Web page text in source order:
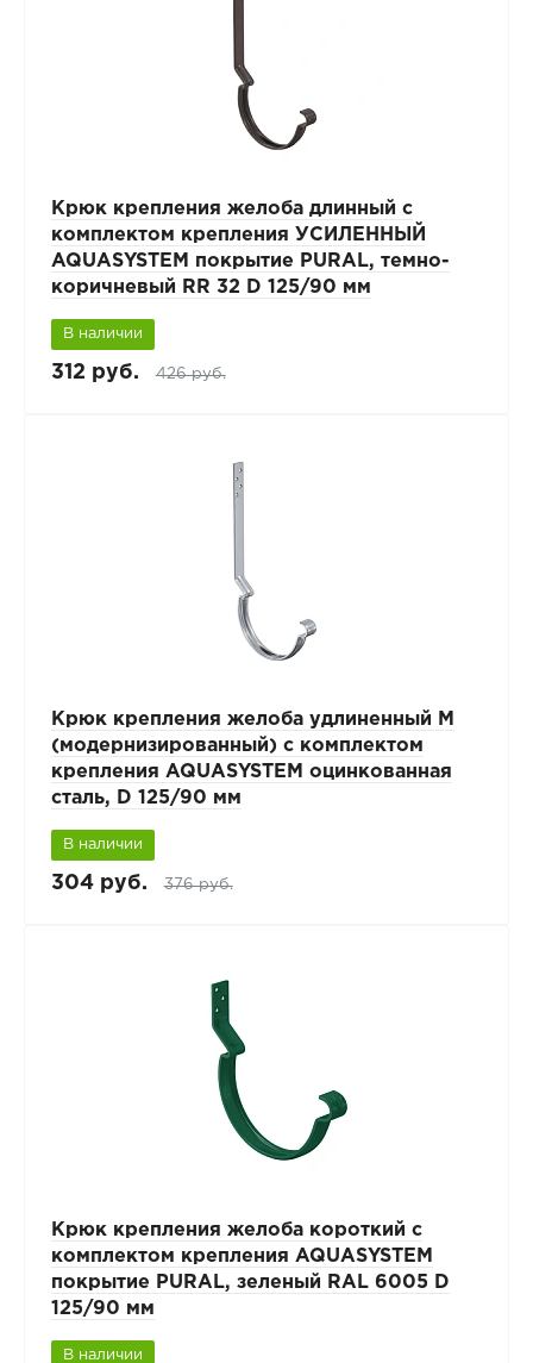
Крюк крепления желоба длинный с
комплектом крепления УСИЛЕННЫЙ
AQUASYSTEM покрытие PURAL, темно-
коричневый RR 32 D 125/90 мм
В наличии
312 руб. 426 руб.
Крюк крепления желоба удлиненный М
(модернизированный) с комплектом
крепления AQUASYSTEM оцинкованная
сталь, D 125/90 мм
В наличии
304 руб. 376 руб.
Крюк крепления желоба короткий с
комплектом крепления AQUASYSTEM
покрытие PURAL, зеленый RAL 6005 D
125/90 мм
В наличии